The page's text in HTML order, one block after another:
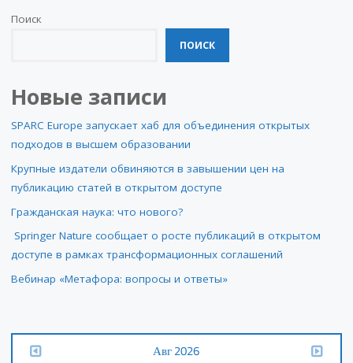
Поиск
ПОИСК
Новые записи
SPARC Europe запускает хаб для объединения открытых
подходов в высшем образовании
Крупные издатели обвиняются в завышении цен на
публикацию статей в открытом доступе
Гражданская наука: что нового?
Springer Nature сообщает о росте публикаций в открытом
доступе в рамках трансформационных соглашений
Вебинар «Метафора: вопросы и ответы»
Авг 2026